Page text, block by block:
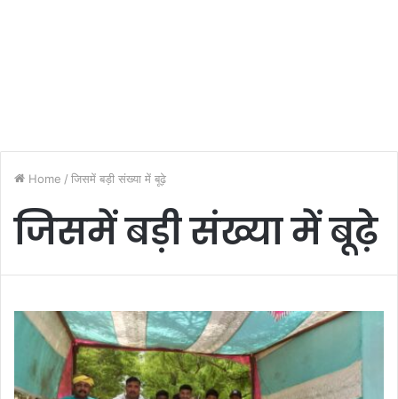
Home / जिसमें बड़ी संख्या में बूढ़े
जिसमें बड़ी संख्या में बूढ़े